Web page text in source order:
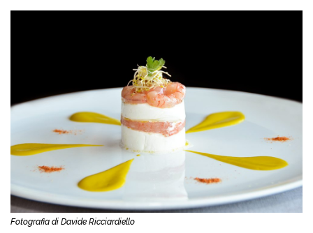
Fotografia di Davide Ricciardiello